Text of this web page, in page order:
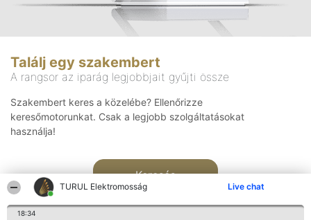
TURUL Elektromosság Live chat
18:34
Találj egy szakembert
A rangsor az iparág legjobbjait gyűjti össze
Szakembert keres a közelébe? Ellenőrizze
keresőmotorunkat. Csak a legjobb szolgáltatásokat
használja!
Keresés